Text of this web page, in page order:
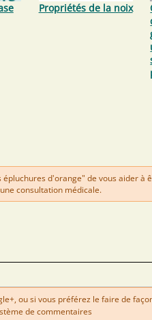
Propriétés de la noix
d'orange" de vous aider à
consultation médicale.
ou si vous préférez le faire de
de commentaires